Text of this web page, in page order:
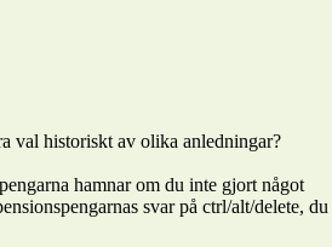
val historiskt av olika anledningar?
hamnar om du inte gjort något
svar på ctrl/alt/delete, du